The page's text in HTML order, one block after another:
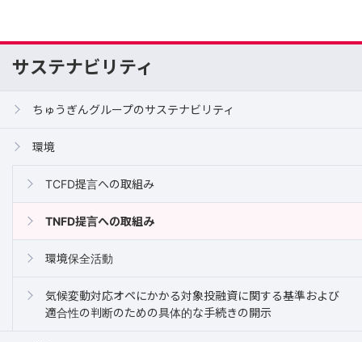
サステナビリティ
ちゅうぎんグループのサステナビリティ
環境
TCFD提言への取組み
TNFD提言への取組み
環境保全活動
気候変動対応オペにかかる対象投融資に関する基準および
適合性の判断のための具体的な手続きの開示